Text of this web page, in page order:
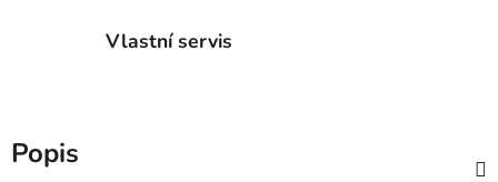
Vlastní servis
Popis